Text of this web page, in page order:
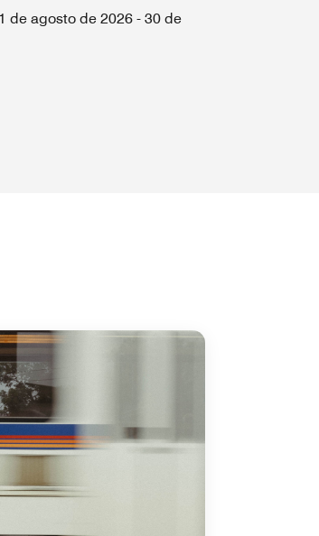
de agosto de 2026 - 30 de